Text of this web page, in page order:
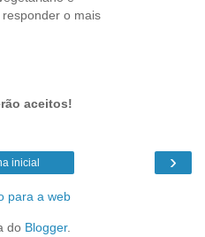
o mais
aceitos!
›
inicial
para a web
do Blogger.